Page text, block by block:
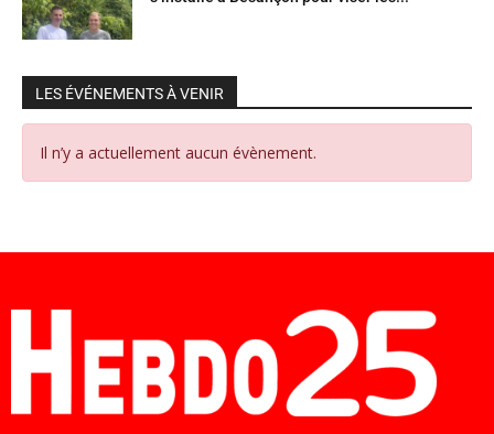
LES ÉVÉNEMENTS À VENIR
Il n’y a actuellement aucun évènement.